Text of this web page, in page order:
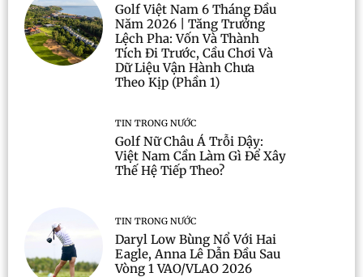
Golf Việt Nam 6 Tháng Đầu
Năm 2026 | Tăng Trưởng
Lệch Pha: Vốn Và Thành
Tích Đi Trước, Cầu Chơi Và
Dữ Liệu Vận Hành Chưa
Theo Kịp (Phần 1)
TIN TRONG NƯỚC
Golf Nữ Châu Á Trỗi Dậy:
Việt Nam Cần Làm Gì Để Xây
Thế Hệ Tiếp Theo?
TIN TRONG NƯỚC
Daryl Low Bùng Nổ Với Hai
Eagle, Anna Lê Dẫn Đầu Sau
Vòng 1 VAO/VLAO 2026